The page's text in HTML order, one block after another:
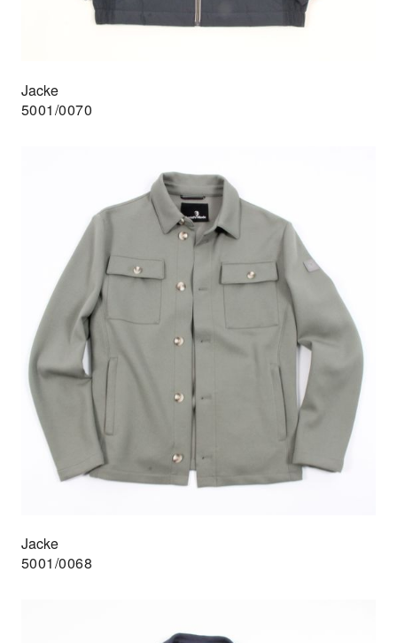
Jacke
5001/0070
Jacke
5001/0068